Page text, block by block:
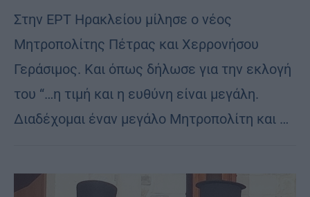
Στην ΕΡΤ Ηρακλείου μίλησε ο νέος
Μητροπολίτης Πέτρας και Χερρονήσου
Γεράσιμος. Και όπως δήλωσε για την εκλογή
του “…η τιμή και η ευθύνη είναι μεγάλη.
Διαδέχομαι έναν μεγάλο Μητροπολίτη και …